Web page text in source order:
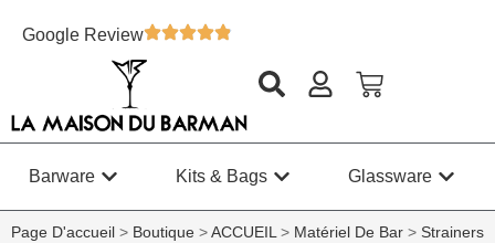
Google Review
Barware Kits & Bags Glassware
Page D'accueil > Boutique > ACCUEIL> Matériel De Bar > Strainers